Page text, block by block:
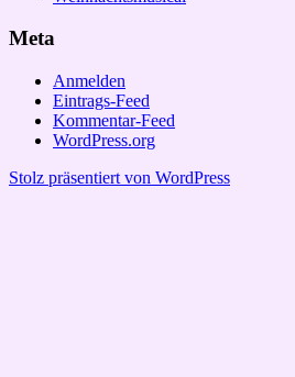
Meta
Anmelden
Eintrags-Feed
Kommentar-Feed
WordPress.org
Stolz präsentiert von WordPress